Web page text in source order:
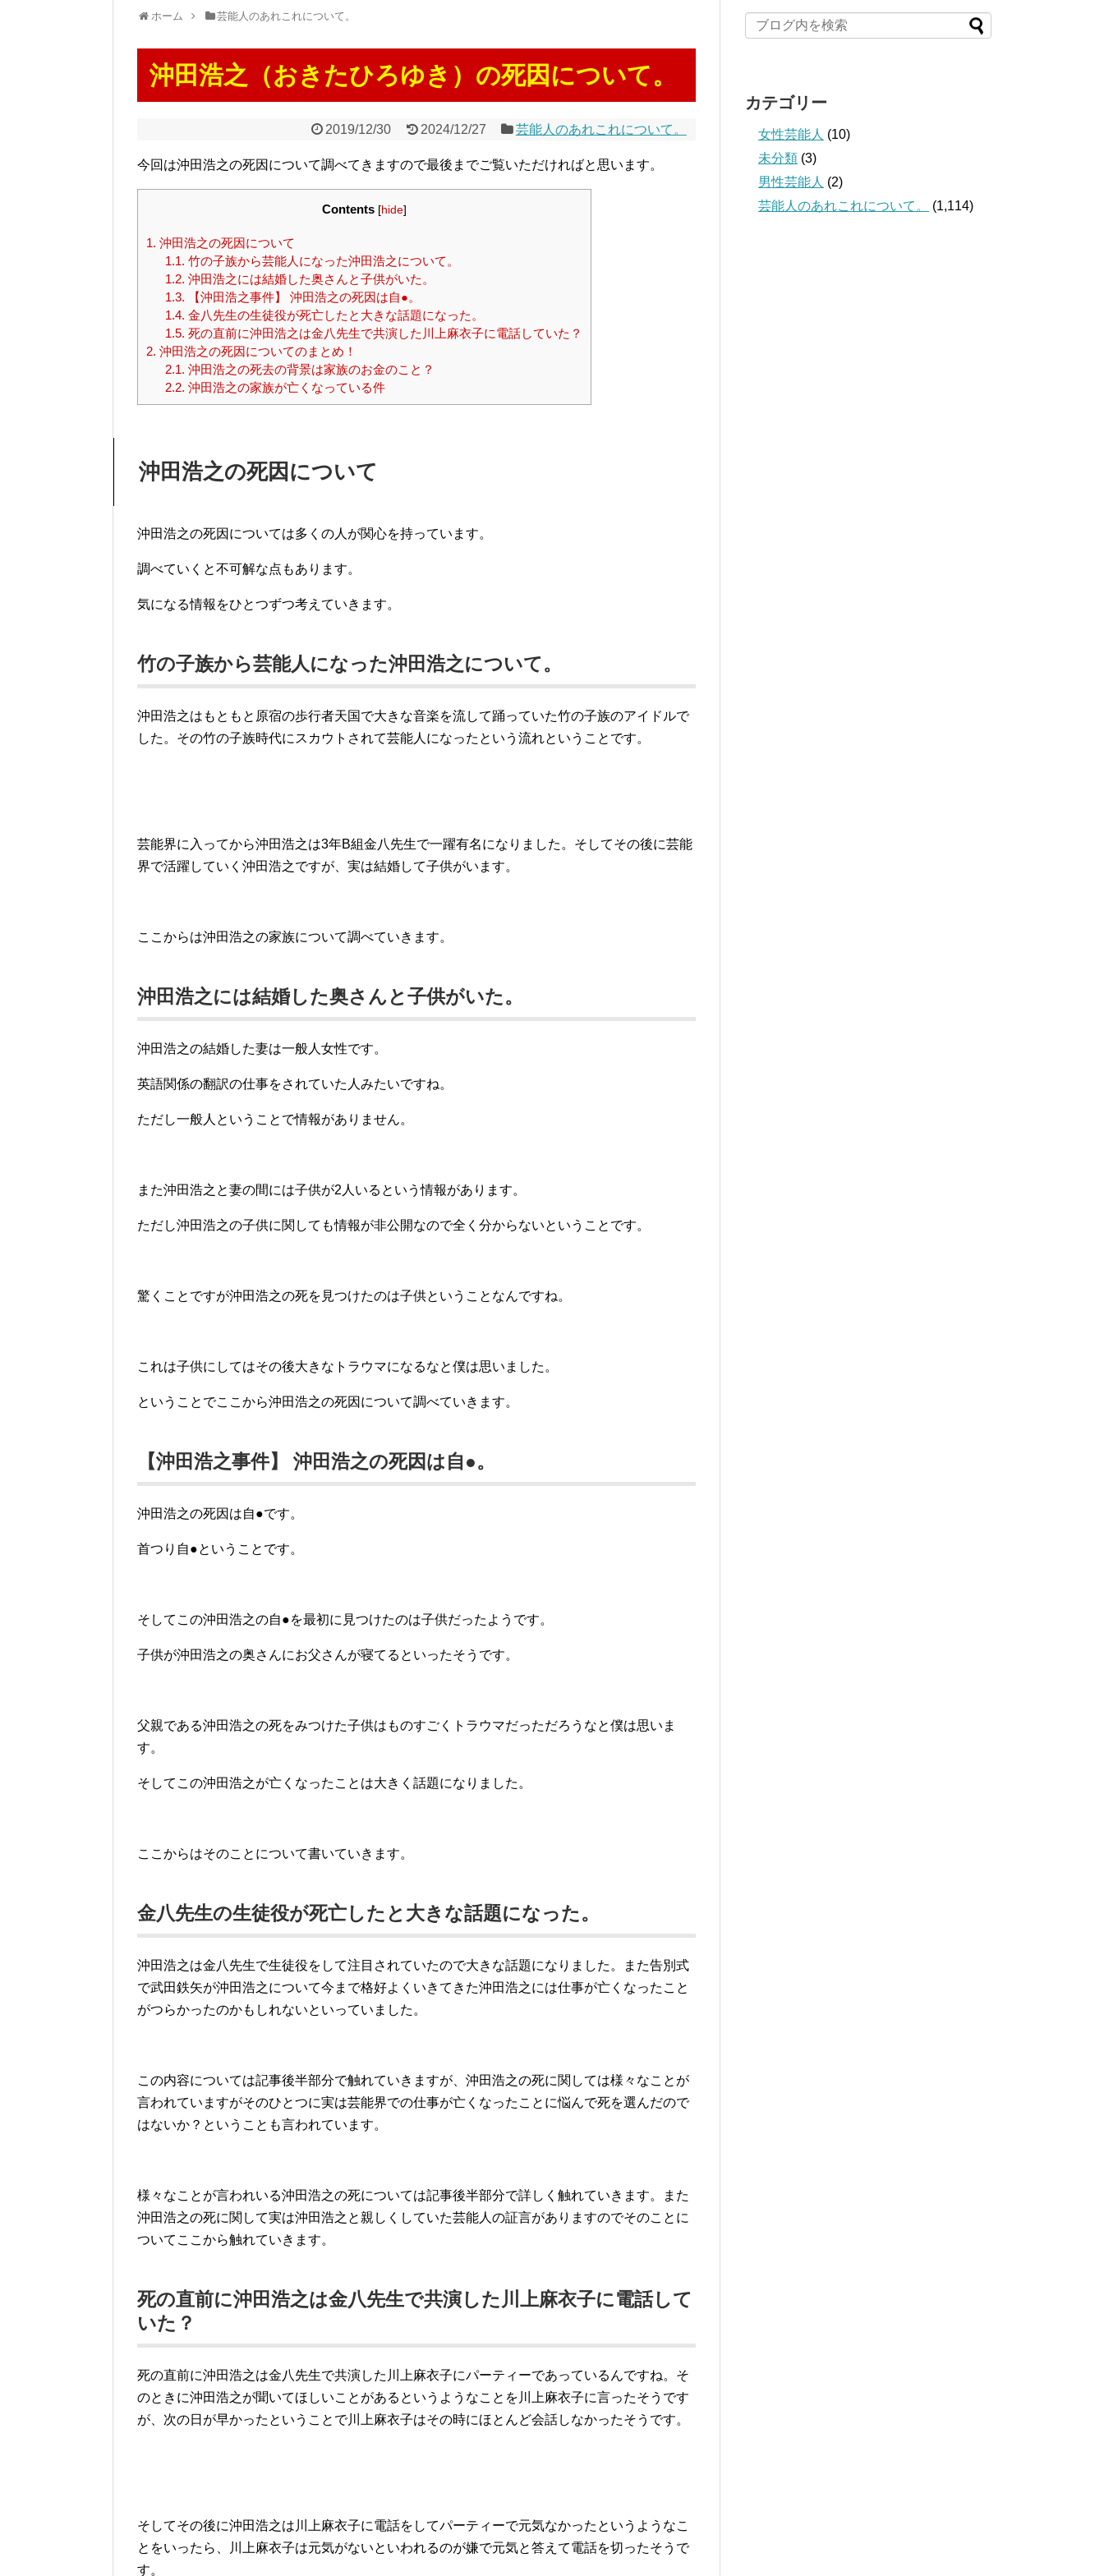
ホーム 芸能人のあれこれについて。
沖田浩之（おきたひろゆき）の死因について。
2019/12/30 2024/12/27 芸能人のあれこれについて。
今回は沖田浩之の死因について調べてきますので最後までご覧いただければと思います。
Contents [hide]
1. 沖田浩之の死因について
1.1. 竹の子族から芸能人になった沖田浩之について。
1.2. 沖田浩之には結婚した奥さんと子供がいた。
1.3. 【沖田浩之事件】 沖田浩之の死因は自●。
1.4. 金八先生の生徒役が死亡したと大きな話題になった。
1.5. 死の直前に沖田浩之は金八先生で共演した川上麻衣子に電話していた？
2. 沖田浩之の死因についてのまとめ！
2.1. 沖田浩之の死去の背景は家族のお金のこと？
2.2. 沖田浩之の家族が亡くなっている件
沖田浩之の死因について
沖田浩之の死因については多くの人が関心を持っています。
調べていくと不可解な点もあります。
気になる情報をひとつずつ考えていきます。
竹の子族から芸能人になった沖田浩之について。
沖田浩之はもともと原宿の歩行者天国で大きな音楽を流して踊っていた竹の子族のアイドルで
した。その竹の子族時代にスカウトされて芸能人になったという流れということです。
芸能界に入ってから沖田浩之は3年B組金八先生で一躍有名になりました。そしてその後に芸能
界で活躍していく沖田浩之ですが、実は結婚して子供がいます。
ここからは沖田浩之の家族について調べていきます。
沖田浩之には結婚した奥さんと子供がいた。
沖田浩之の結婚した妻は一般人女性です。
英語関係の翻訳の仕事をされていた人みたいですね。
ただし一般人ということで情報がありません。
また沖田浩之と妻の間には子供が2人いるという情報があります。
ただし沖田浩之の子供に関しても情報が非公開なので全く分からないということです。
驚くことですが沖田浩之の死を見つけたのは子供ということなんですね。
これは子供にしてはその後大きなトラウマになるなと僕は思いました。
ということでここから沖田浩之の死因について調べていきます。
【沖田浩之事件】 沖田浩之の死因は自●。
沖田浩之の死因は自●です。
首つり自●ということです。
そしてこの沖田浩之の自●を最初に見つけたのは子供だったようです。
子供が沖田浩之の奥さんにお父さんが寝てるといったそうです。
父親である沖田浩之の死をみつけた子供はものすごくトラウマだっただろうなと僕は思いま
す。
そしてこの沖田浩之が亡くなったことは大きく話題になりました。
ここからはそのことについて書いていきます。
金八先生の生徒役が死亡したと大きな話題になった。
沖田浩之は金八先生で生徒役をして注目されていたので大きな話題になりました。また告別式
で武田鉄矢が沖田浩之について今まで格好よくいきてきた沖田浩之には仕事が亡くなったこと
がつらかったのかもしれないといっていました。
この内容については記事後半部分で触れていきますが、沖田浩之の死に関しては様々なことが
言われていますがそのひとつに実は芸能界での仕事が亡くなったことに悩んで死を選んだので
はないか？ということも言われています。
様々なことが言われいる沖田浩之の死については記事後半部分で詳しく触れていきます。また
沖田浩之の死に関して実は沖田浩之と親しくしていた芸能人の証言がありますのでそのことに
ついてここから触れていきます。
死の直前に沖田浩之は金八先生で共演した川上麻衣子に電話して
いた？
死の直前に沖田浩之は金八先生で共演した川上麻衣子にパーティーであっているんですね。そ
のときに沖田浩之が聞いてほしいことがあるというようなことを川上麻衣子に言ったそうです
が、次の日が早かったということで川上麻衣子はその時にほとんど会話しなかったそうです。
そしてその後に沖田浩之は川上麻衣子に電話をしてパーティーで元気なかったというようなこ
とをいったら、川上麻衣子は元気がないといわれるのが嫌で元気と答えて電話を切ったそうで
す。
カテゴリー
女性芸能人 (10)
未分類 (3)
男性芸能人 (2)
芸能人のあれこれについて。
(1,114)